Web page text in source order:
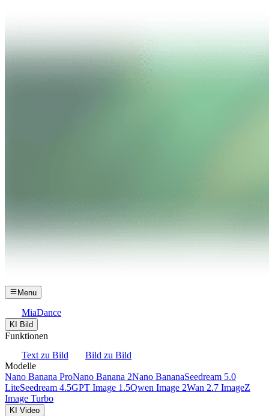
Menu
MiaDance
KI Bild
Funktionen
Text zu Bild
Bild zu Bild
Modelle
Nano Banana ProNano Banana 2Nano BananaSeedream 5.0
LiteSeedream 4.5GPT Image 1.5Qwen Image 2Wan 2.7 ImageZ
Image Turbo
KI Video